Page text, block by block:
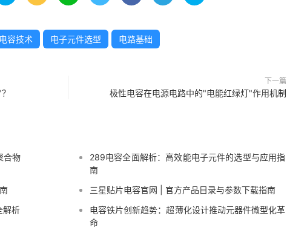
容技术 电子元件选型 电路基础
下一篇
极性电容在电源电路中的"电能红绿灯"作用机制
合物
289电容全面解析：高效能电子元件的选型与应用指
南
三星贴片电容官网 | 官方产品目录与参数下载指南
解析
电容铁片创新趋势：超薄化设计推动元器件微型化革
命